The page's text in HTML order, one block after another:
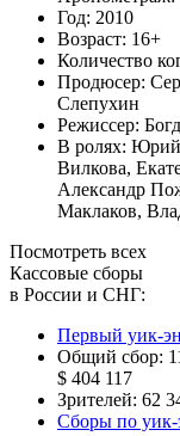
Год: 2010
Возраст: 16+
Количество
Продюсер:
Слепухин
Режиссер:
В ролях: Юрий
Вилкова,
Александр
Маклаков,
Посмотреть всех
Кассовые сборы
в России и СНГ:
Первый уик-
Общий сбор:
$ 404 117
Зрителей: 62
Сборы по уик-